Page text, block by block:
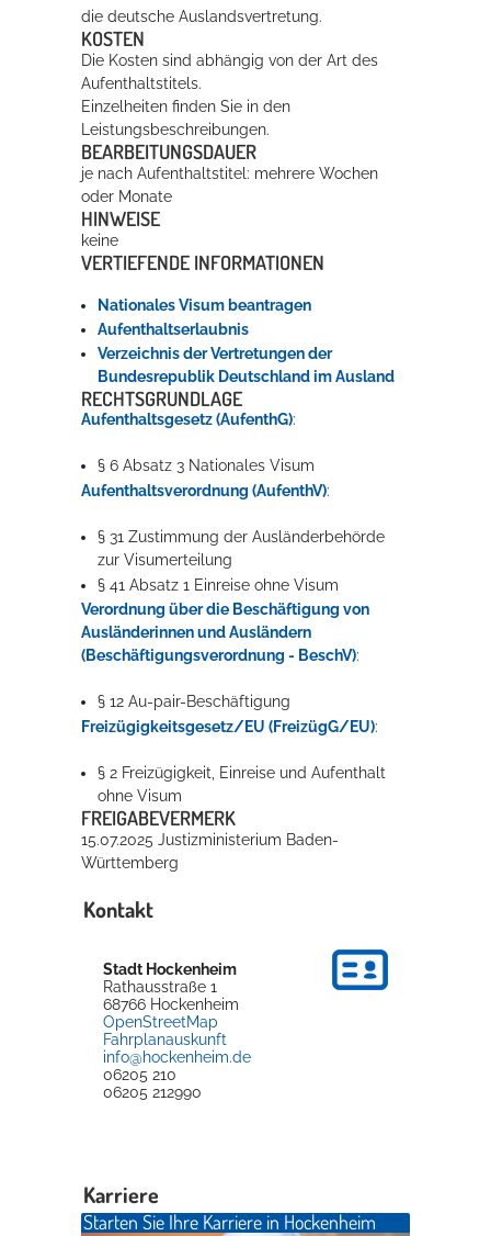
die deutsche Auslandsvertretung.
KOSTEN
Die Kosten sind abhängig von der Art des
Aufenthaltstitels.
Einzelheiten finden Sie in den
Leistungsbeschreibungen.
BEARBEITUNGSDAUER
je nach Aufenthaltstitel: mehrere Wochen
oder Monate
HINWEISE
keine
VERTIEFENDE INFORMATIONEN
Nationales Visum beantragen
Aufenthaltserlaubnis
Verzeichnis der Vertretungen der
Bundesrepublik Deutschland im Ausland
RECHTSGRUNDLAGE
Aufenthaltsgesetz (AufenthG):
§ 6 Absatz 3 Nationales Visum
Aufenthaltsverordnung (AufenthV):
§ 31 Zustimmung der Ausländerbehörde
zur Visumerteilung
§ 41 Absatz 1 Einreise ohne Visum
Verordnung über die Beschäftigung von
Ausländerinnen und Ausländern
(Beschäftigungsverordnung - BeschV):
§ 12 Au-pair-Beschäftigung
Freizügigkeitsgesetz/EU (FreizügG/EU):
§ 2 Freizügigkeit, Einreise und Aufenthalt
ohne Visum
FREIGABEVERMERK
15.07.2025 Justizministerium Baden-
Württemberg
Kontakt
Stadt Hockenheim
Rathausstraße 1
68766 Hockenheim
OpenStreetMap
Fahrplanauskunft
info@hockenheim.de
06205 210
06205 212990
Karriere
Starten Sie Ihre Karriere in Hockenheim